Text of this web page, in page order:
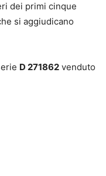
dei primi cinque
si aggiudicano
D 271862 venduto